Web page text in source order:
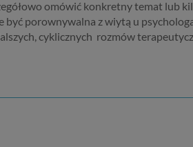
omówić konkretny temat lub
być porownywalna z wiytą u
cyklicznych rozmów